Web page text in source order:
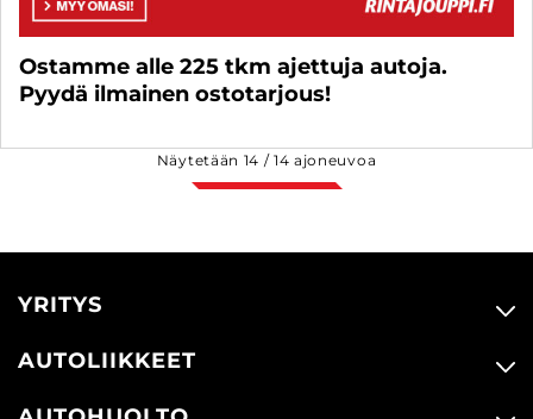
Ostamme alle 225 tkm ajettuja autoja.
Pyydä ilmainen ostotarjous!
Näytetään 14 /14 ajoneuvoa
YRITYS
AUTOLIIKKEET